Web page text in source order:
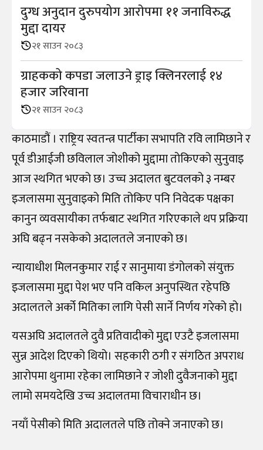
दुग्ध अनुदान दुरुपयोग आराेपमा ११ जनाविरुद्ध
मुद्दा दायर
२१ साउन २०८३
ग्राहकको कपडा जलाउने ड्राइ क्लिनरलाई १४
हजार जरिवाना
२१ साउन २०८३
काठमाडौं । राष्ट्रिय स्वतन्त्र पार्टीका सभापति रवि लामिछाने र
पूर्व डीआईजी छविलाल जोशीको मुद्दामा तोकिएको सुनुवाइ
आज स्थगित भएको छ। उच्च अदालत बुटवलको ३ नम्बर
इजलासमा सुनुवाइको मिति तोकिए पनि निवेदक पक्षका
कानुन व्यवसायीका तर्फबाट स्थगित गरिएकाले थप प्रक्रिया
अघि बढ्न नसकेको अदालतले जनाएको छ।
न्यायाधीश मिलनकुमार राई र सानुमाया डंगोलको संयुक्त
इजलासमा मुद्दा पेश भए पनि वकिल अनुपस्थित रहेपछि
अदालतले अर्को मितिका लागि पेसी सार्ने निर्णय गरेको हो।
यसअघि अदालतले दुवै प्रतिवादीको मुद्दा एउटै इजलासमा
सुन्न आदेश दिएको थियो। सहकारी ठगी र संगठित अपराध
आरोपमा थुनामा रहेका लामिछाने र जोशी दुवैजनाको मुद्दा
लामो समयदेखि उच्च अदालतमा विचाराधीन छ।
नयाँ पेसीको मिति अदालतले पछि तोक्ने जनाएको छ।